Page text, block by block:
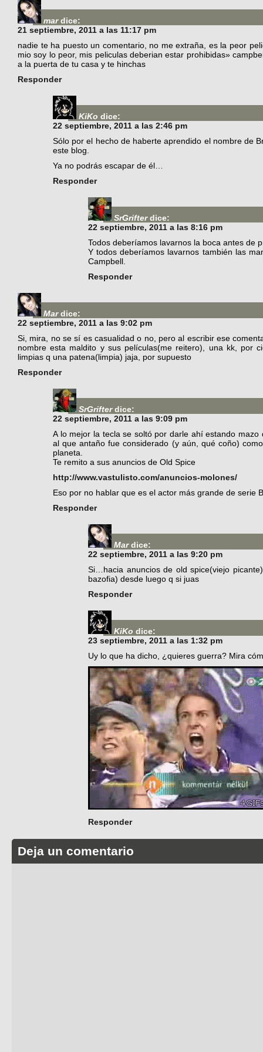
mar dice:
21 septiembre, 2011 a las 11:17 pm
nadie te ha puesto un comentario, no me extraña, es la peor
mio soy lo peor, mis peliculas deberian estar prohibidas»
a la puerta de tu casa y te hinchas
Responder
KiKo dice:
22 septiembre, 2011 a las 2:46 pm
Sólo por el hecho de haberte aprendido el nombre de
este blog.
Ya no podrás escapar de él…
Responder
SrGrifter dice:
22 septiembre, 2011 a las 8:16 pm
Todos deberíamos lavarnos la boca antes de
Y todos deberíamos lavarnos también las
Campbell.
Responder
Mar dice:
22 septiembre, 2011 a las 9:02 pm
Si, mira, no se sí es casualidad o no, pero al escribir ese
nombre esta maldito y sus películas(me reitero), una kk, por
limpias q una patena(limpia) jaja, por supuesto
Responder
SrGrifter dice:
22 septiembre, 2011 a las 9:09 pm
A lo mejor la tecla se soltó por darle ahí estando
al que antaño fue considerado (y aún, qué coño)
planeta.
Te remito a sus anuncios de Old Spice
http://www.vastulisto.com/anuncios-molones/
Eso por no hablar que es el actor más grande de serie
Responder
Mar dice:
22 septiembre, 2011 a las 9:20 pm
Si…hacia anuncios de old spice(viejo
bazofia) desde luego q si juas
Responder
KiKo dice:
23 septiembre, 2011 a las 1:32 pm
Uy lo que ha dicho, ¿quieres guerra? Mira
Responder
Deja un comentario